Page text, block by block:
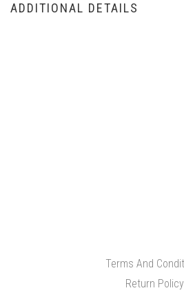
ADDITIONAL DETAILS
Terms And
Return Policy